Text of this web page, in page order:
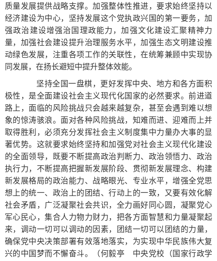
质量发展提供战略支撑。加强整体性推进，要求始终坚持以
经济建设为中心，坚持发展这个党执政兴国的第一要务，加
强政治建设增强治国理政能力，加强文化建设汇聚精神力
量，加强社会建设提升治理服务水平，加强生态文明建设推
动绿色发展，注重各项工作的关联性，在统筹兼顾中实现协
同发展，在扬长避短中提升整体效能。
坚持全国一盘棋，更好发挥中央、地方和各方面积
极性，是全面建设社会主义现代化国家的必然要求。前进道
路上，面临的风险挑战只会越来越复杂，甚至会遇到难以想
象的惊涛骇浪。面对各种风险挑战，知难而进、迎难而上并
取得胜利，必须充分发挥社会主义制度集中力量办大事的显
著优势。这就要求始终坚持和加强党对社会主义现代化建设
的全面领导，既要不断提高政治判断力、政治领悟力、政治
执行力，不断提高把握新发展阶段、贯彻新发展理念、构建
新发展格局的政治能力、战略眼光、专业水平，增强全党思
想上的统一、政治上的团结、行动上的一致，又要有效化解
社会矛盾，广泛凝聚社会共识，全力画好同心圆，凝聚党心
军心民心，集合人力物力财力，把各方面智慧和力量凝聚起
来，调动一切可以调动的因素，团结一切可以团结的力量，
确保党中央决策部署有效落地落实，为实现中华民族伟大复
兴的中国梦而不懈奋斗。（何毅亭 中央党校（国家行政学